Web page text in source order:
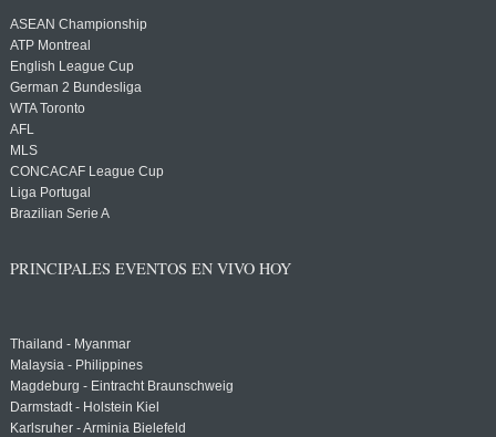
ASEAN Championship
ATP Montreal
English League Cup
German 2 Bundesliga
WTA Toronto
AFL
MLS
CONCACAF League Cup
Liga Portugal
Brazilian Serie A
PRINCIPALES EVENTOS EN VIVO HOY
Thailand - Myanmar
Malaysia - Philippines
Magdeburg - Eintracht Braunschweig
Darmstadt - Holstein Kiel
Karlsruher - Arminia Bielefeld